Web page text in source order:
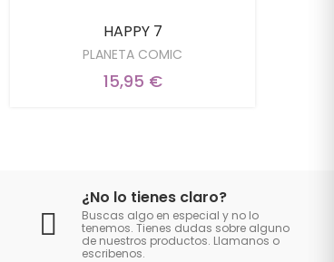
HAPPY 7
PLANETA COMIC
15,95 €
¿No lo tienes claro?
Buscas algo en especial y no lo
tenemos. Tienes dudas sobre alguno
de nuestros productos. Llamanos o
escribenos.